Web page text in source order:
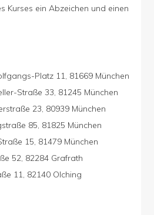
Kurses ein Abzeichen und einen
Platz 11, 81669 München
Straße 33, 81245 München
23, 80939 München
85, 81825 München
15, 81479 München
52, 82284 Grafrath
11, 82140 Olching